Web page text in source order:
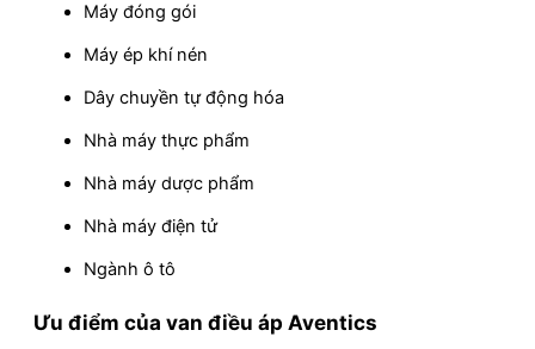
Máy đóng gói
Máy ép khí nén
Dây chuyền tự động hóa
Nhà máy thực phẩm
Nhà máy dược phẩm
Nhà máy điện tử
Ngành ô tô
Ưu điểm của van điều áp Aventics